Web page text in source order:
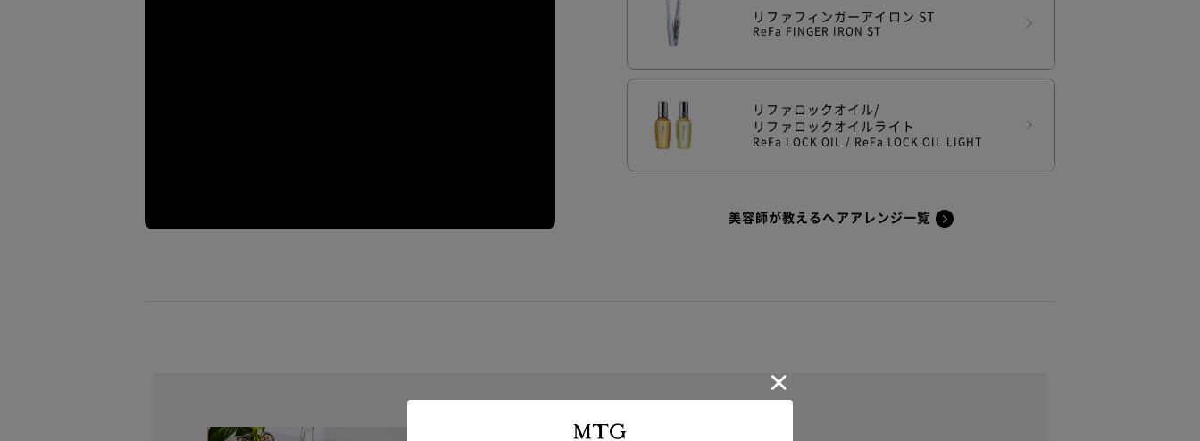
リファフィンガーアイロン ST
ReFa FINGER IRON ST
リファロックオイル/
リファロックオイルライト
ReFa LOCK OIL / ReFa LOCK OIL LIGHT
美容師が教えるヘアアレンジ一覧